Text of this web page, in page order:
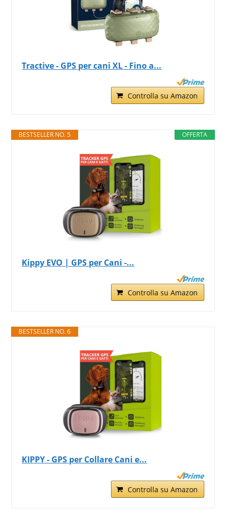
Tractive - GPS per cani XL - Fino a...
Controlla su Amazon
OFFERTA
BESTSELLER NO. 5
Kippy EVO | GPS per Cani -...
Controlla su Amazon
BESTSELLER NO. 6
KIPPY - GPS per Collare Cani e...
Controlla su Amazon